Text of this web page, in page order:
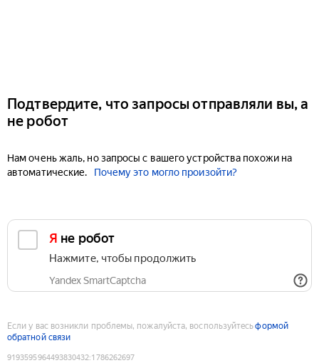
Подтвердите, что запросы отправляли вы, а
не робот
Нам очень жаль, но запросы с вашего устройства похожи на
автоматические.
Почему это могло произойти?
Я не робот
Нажмите, чтобы продолжить
Yandex SmartCaptcha
Если у вас возникли проблемы, пожалуйста, воспользуйтесьформой
обратной связи
9193595964493830432:1786262697